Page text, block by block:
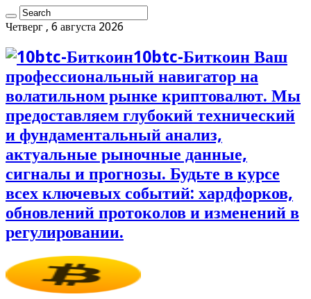
Четверг , 6 августа 2026
10btc-Биткоин Ваш
профессиональный навигатор на
волатильном рынке криптовалют. Мы
предоставляем глубокий технический
и фундаментальный анализ,
актуальные рыночные данные,
сигналы и прогнозы. Будьте в курсе
всех ключевых событий: хардфорков,
обновлений протоколов и изменений в
регулировании.